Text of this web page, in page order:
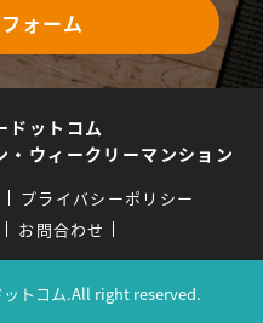
ォーム
ドットコム
ウィークリーマンション
プライバシーポリシー
お問合わせ
トコム.All right reserved.